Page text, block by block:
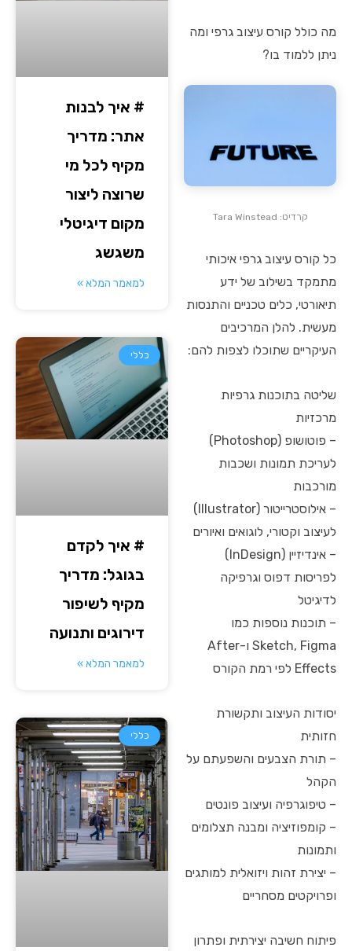
מה כולל קורס עיצוב גרפי ומה
ניתן ללמוד בו?
קרדיט: Tara Winstead
כל קורס עיצוב גרפי איכותי
מתמקד בשילוב של ידע
תיאורטי, כלים טכניים והתנסות
מעשית. להלן המרכיבים
העיקריים שתוכלו לצפות להם:
שליטה בתוכנות גרפיות
מרכזיות
– פוטושופ (Photoshop)
לעריכת תמונות ושכבות
מורכבות
– אילוסטרייטור (Illustrator)
לעיצוב וקטורי, לוגואים ואיורים
– אינדיזיין (InDesign)
לפריסות דפוס וגרפיקה
לדיגיטל
– תוכנות נוספות כמו
Sketch, Figma ו-After
Effects לפי רמת הקורס
יסודות העיצוב ותקשורת
חזותית
– תורת הצבעים והשפעתם על
הקהל
– טיפוגרפיה ועיצוב פונטים
– קומפוזיציה ומבנה תצלומים
ותמונות
– יצירת זהות ויזואלית למותגים
ופרויקטים מסחריים
פיתוח חשיבה יצירתית ופתרון
# איך לבנות
אתר: מדריך
מקיף לכל מי
שרוצה ליצור
מקום דיגיטלי
משגשג
למאמר המלא »
כללי
# איך לקדם
בגוגל: מדריך
מקיף לשיפור
דירוגים ותנועה
למאמר המלא »
כללי